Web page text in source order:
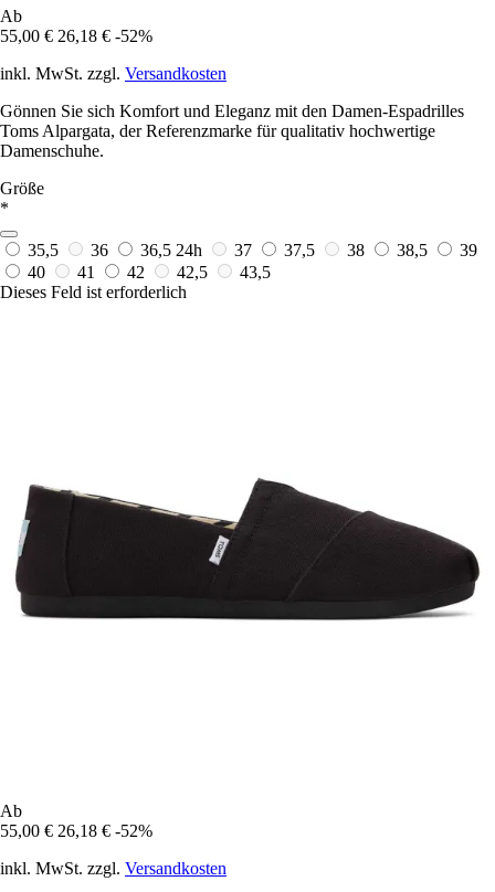
Ab
55,00 € 26,18 € -52%
inkl. MwSt. zzgl. Versandkosten
Gönnen Sie sich Komfort und Eleganz mit den Damen-Espadrilles
Toms Alpargata, der Referenzmarke für qualitativ hochwertige
Damenschuhe.
Größe
*
35,5 36 36,5 24h 37 37,5 38 38,5
39
40
41 42 42,5
43,5
Dieses Feld ist erforderlich
Ab
55,00 € 26,18 € -52%
inkl. MwSt. zzgl. Versandkosten